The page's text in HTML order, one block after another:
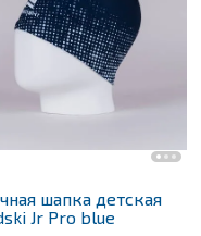
шапка детская
Jr Pro blue